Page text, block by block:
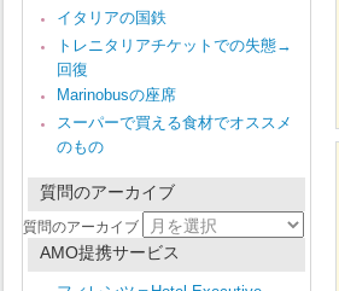
イタリアの国鉄
トレニタリアチケットでの失態→
回復
Marinobusの座席
スーパーで買える食材でオススメ
のもの
質問のアーカイブ
質問のアーカイブ
AMO提携サービス